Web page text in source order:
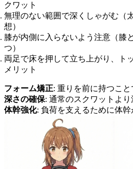
クワット
無理のない範囲で深くしゃがむ（
想）
膝が内側に入らないよう注意（膝
つ）
両足で床を押して立ち上がり、ト
メリット
フォーム矯正: 重りを前に持つこ
深さの確保: 通常のスクワットよ
体幹強化: 負荷を支えるために体幹